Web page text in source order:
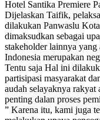
Hotel Santika Premiere
Dijelaskan Taifik,
dilakukan Panwaslu
dimaksudkan sebagai
stakeholder lainnya
Indonesia merupakan
Tentu saja Hal ini
partisipasi masyarakat
audah selayaknya rakyat
penting dalan proses
” Karena itu, kami juga